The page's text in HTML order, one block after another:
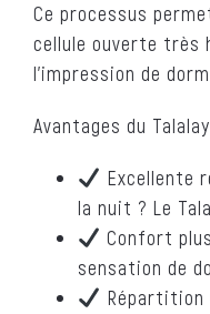
Ce processus
cellule ouverte très
l’impression de
Avantages du
Excellente
la nuit ? Le
Confort
sensation de
Répartition